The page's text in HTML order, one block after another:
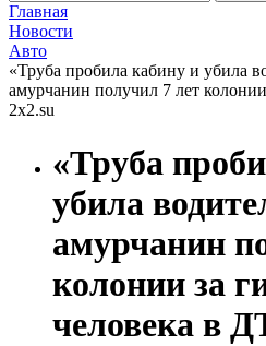
Главная
Новости
Авто
«Труба пробила кабину и убила
амурчанин получил 7 лет
2x2.su
«Труба
убила
амурчанин
колонии за
человека в